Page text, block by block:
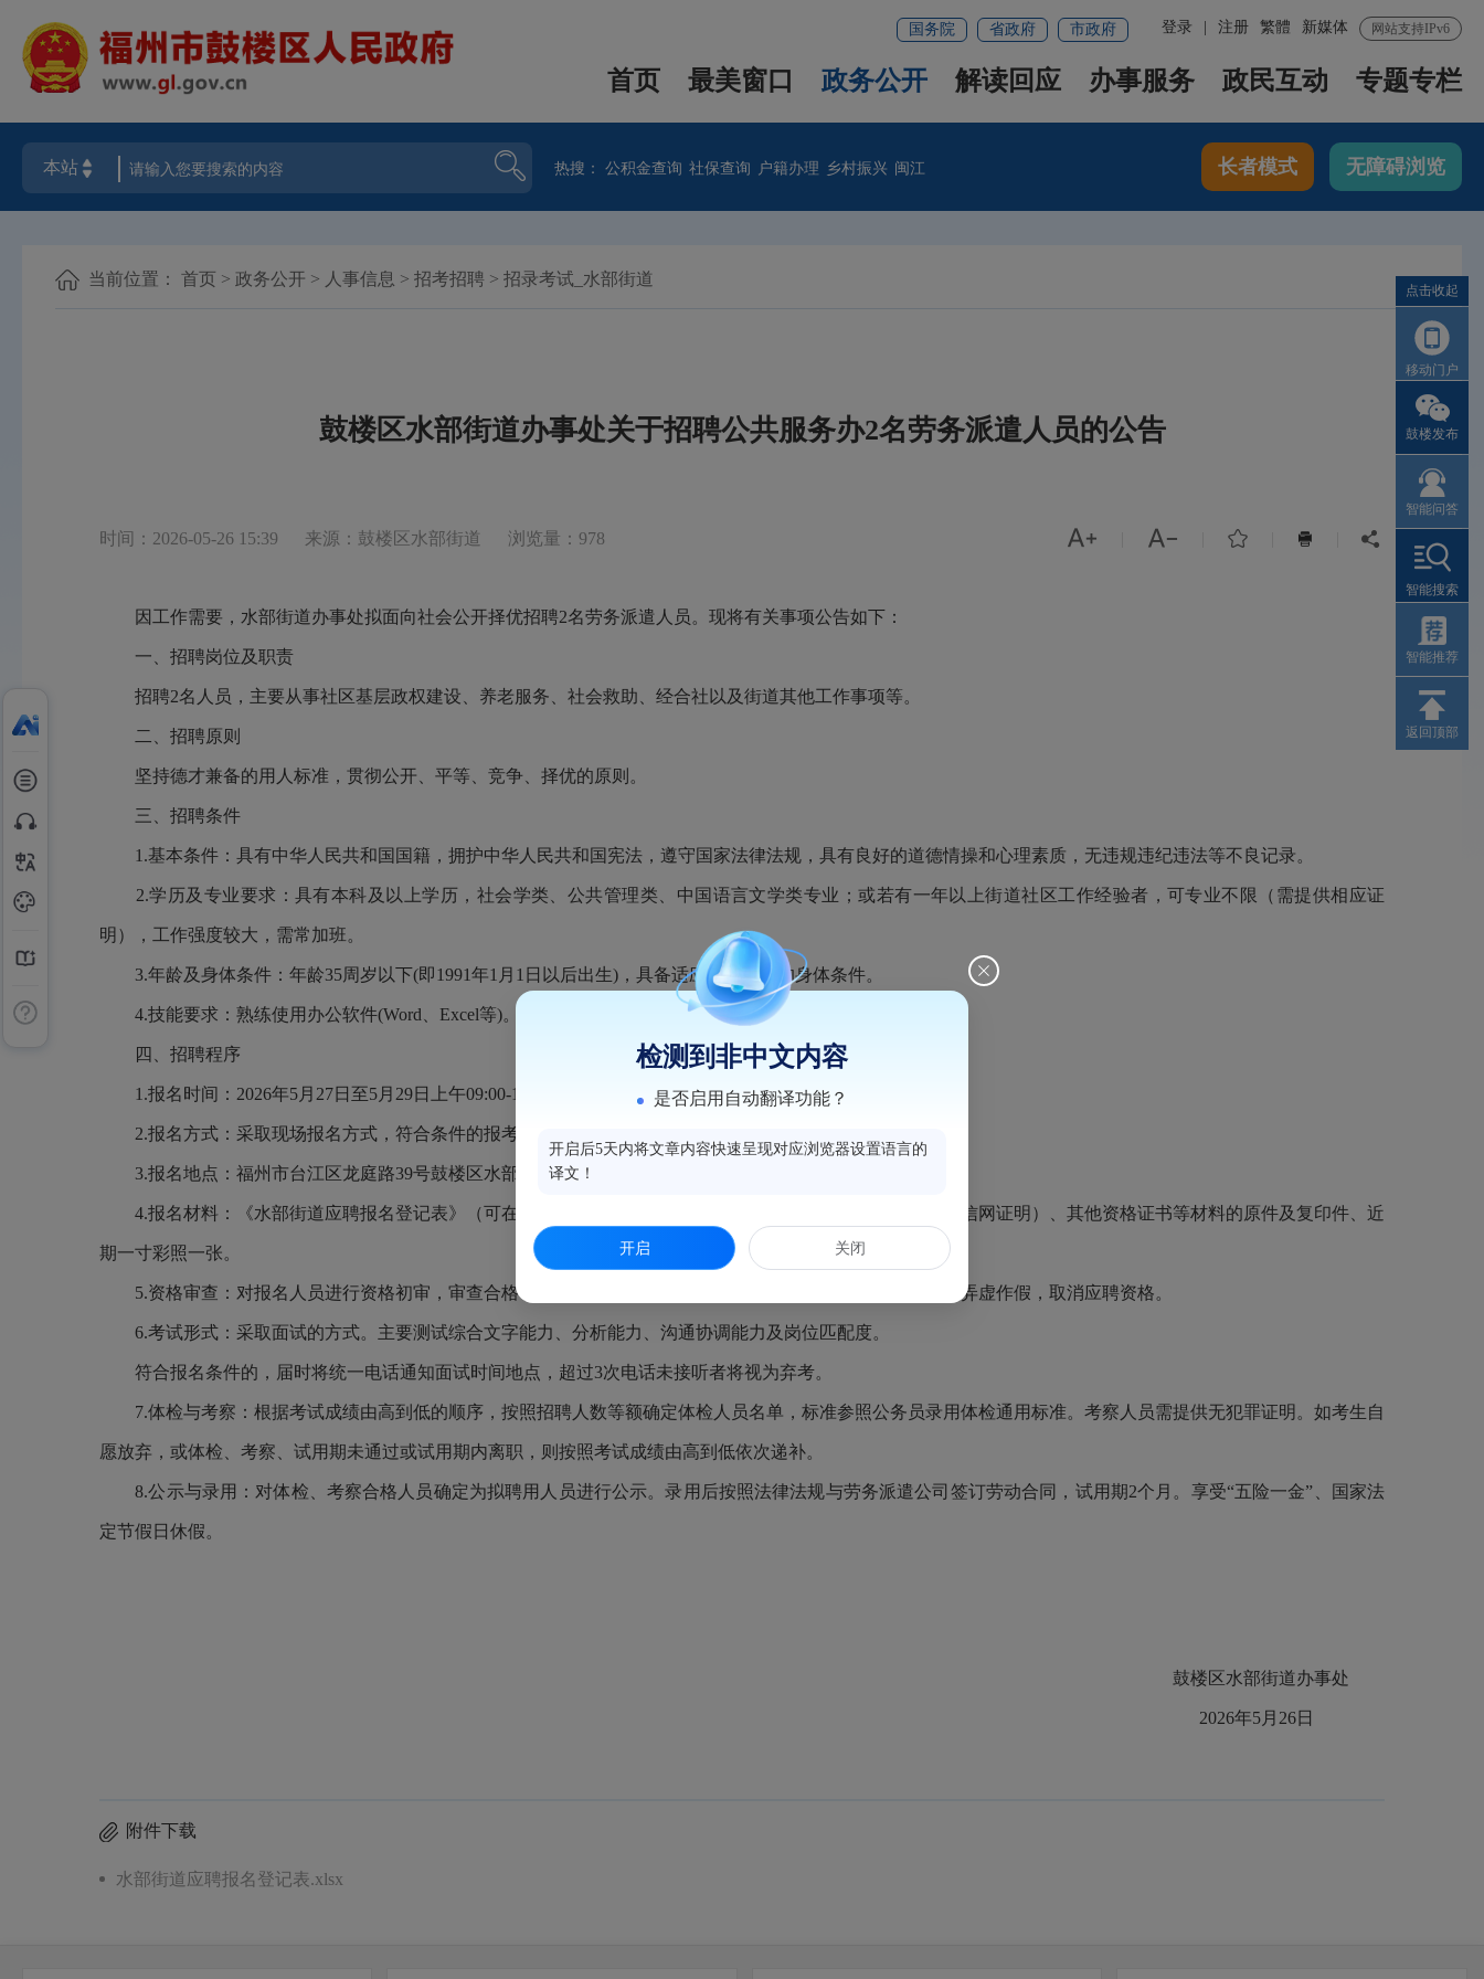
网站支持IPv6
新媒体
繁體
登录 注册
国务院 省政府 市政府
首页 最美窗口 政务公开 解读回应 办事服务 政民互动 专题专栏
热搜：公积金查询 社保查询 户籍办理 乡村振兴 闽江 长者模式 无障碍浏览
当前位置： 首页 > 政务公开 > 人事信息 > 招考招聘 > 招录考试_水部街道
鼓楼区水部街道办事处关于招聘公共服务办2名劳务派遣人员的公告
时间：2026-05-26 15:39 来源：鼓楼区水部街道 浏览量：978     
因工作需要，水部街道办事处拟面向社会公开择优招聘2名劳务派遣人员。现将有关事项公告如下：
一、招聘岗位及职责
招聘2名人员，主要从事社区基层政权建设、养老服务、社会救助、经合社以及街道其他工作事项等。
二、招聘原则
坚持德才兼备的用人标准，贯彻公开、平等、竞争、择优的原则。
三、招聘条件
1.基本条件：具有中华人民共和国国籍，拥护中华人民共和国宪法，遵守国家法律法规，具有良好的道德情操和心理素质，无违规违纪违法等不良记录。
2.学历及专业要求：具有本科及以上学历，社会学类、公共管理类、中国语言文学类专业；或若有一年以上街道社区工作经验者，可专业不限（需提供相应证
明），工作强度较大，需常加班。
3.年龄及身体条件：年龄35周岁以下(即1991年1月1日以后出生)，具备适应岗位要求的身体条件。
4.技能要求：熟练使用办公软件(Word、Excel等)。
四、招聘程序
1.报名时间：2026年5月27日至5月29日 上午09:00-12:00，下午3:00-6:00（公休日除外）。
2.报名方式： 采取现场报名方式，符合条件的报考人员需携带报名材料进行现场报名。
3.报名地点：福州市台江区龙庭路39号鼓楼区水部街道办事处
4.报名材料：《水部街道应聘报名登记表》（可在本公告附件中下载 个人身份证、学历学位证书（含学信网证明）、其他资格证书等材料的原件及复印件、 近
期一寸彩照一张。
5.资格审查：对报名人员进行资格初审，审查合格者获得考试资格。资格审查贯穿招聘工作全过程，如发现弄虚作假，取消应聘资格。
6.考试形式：采取面试的方式。主要测试综合文字能力、分析能力、沟通协调能力及岗位匹配度。
符合报名条件的，届时将统一电话通知面试时间地点，超过3次电话未接听者将视为弃考。
7.体检与考察：根据考试成绩由高到低的顺序，按照招聘人数等额确定体检人员名单，标准参照公务员录用体检通用标准。考察人员需提供无犯罪证明。如考生自
愿放弃，或体检、考察、试用期未通过或试用期内离职，则按照考试成绩由高到低依次递补。
8.公示与录用：对体检、考察合格人员确定为拟聘用人员进行公示。录用后按照法律法规与劳务派遣公司签订劳动合同，试用期2个月。享受“五险一金”、国家法
定节假日休假。
鼓楼区水部街道办事处
2026年5月26日
附件下载
水部街道应聘报名登记表.xlsx
点击收起
移动门户
鼓楼发布
智能问答
智能搜索
智能推荐
返回顶部
检测到非中文内容
是否启用自动翻译功能？
开启后5天内将文章内容快速呈现对应浏览器设置语言的
译文！
开启 关闭